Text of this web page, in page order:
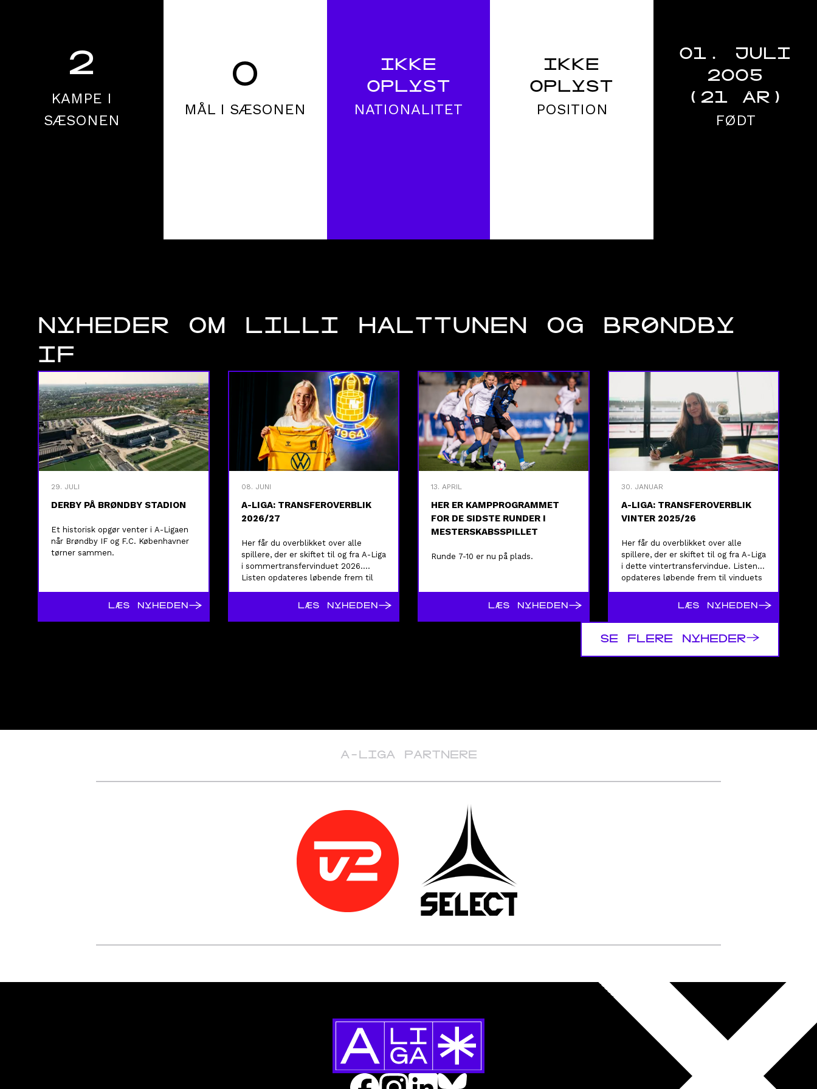
2
KAMPE I
SÆSONEN
0
MÅL I SÆSONEN
IKKE
OPLYST
NATIONALITET
IKKE
OPLYST
POSITION
01. JULI
2005
(21 ÅR)
FØDT
NYHEDER OM LILLI HALTTUNEN OG BRØNDBY
IF
29. JULI
DERBY PÅ BRØNDBY STADION
Et historisk opgør venter i A-Ligaen
når Brøndby IF og F.C. Københavner
tørner sammen.
LÆS NYHEDEN →
08. JUNI
A-LIGA: TRANSFEROVERBLIK
2026/27
Her får du overblikket over alle
spillere, der er skiftet til og fra A-Liga
i sommertransfervinduet 2026.
Listen opdateres løbende frem til
LÆS NYHEDEN →
13. APRIL
HER ER KAMPPROGRAMMET
FOR DE SIDSTE RUNDER I
MESTERSKABSSPILLET
Runde 7-10 er nu på plads.
LÆS NYHEDEN →
30. JANUAR
A-LIGA: TRANSFEROVERBLIK
VINTER 2025/26
Her får du overblikket over alle
spillere, der er skiftet til og fra A-Liga
i dette vintertransfervindue. Listen
opdateres løbende frem til vinduets
LÆS NYHEDEN →
SE FLERE NYHEDER→
A-LIGA PARTNERE